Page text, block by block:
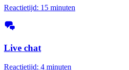
Reactietijd: 15 minuten
Live chat
Reactietijd: 4 minuten